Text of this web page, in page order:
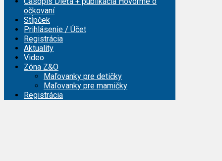
očkovaní
Stĺpček
Prihlásenie / Účet
Registrácia
Aktuality
Video
Zóna Z&O
Maľovanky pre detičky
Maľovanky pre mamičky
Registrácia